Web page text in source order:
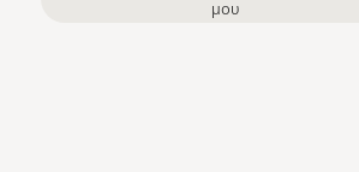
μου